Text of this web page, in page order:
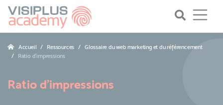
Accueil Ressources
Glossaire du web marketing et du référencement
Ratio d'impressions
Ratio d'impressions